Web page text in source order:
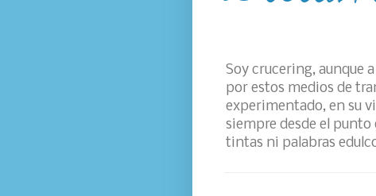
Soy crucering, aunque
por estos medios de
experimentado, en su
siempre desde el punto
tintas ni palabras